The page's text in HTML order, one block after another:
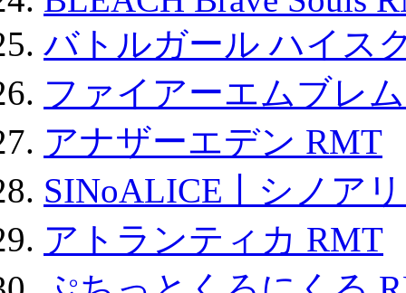
バトルガール ハイス
ファイアーエムブレ
アナザーエデン RMT
SINoALICE丨シノア
アトランティカ RMT